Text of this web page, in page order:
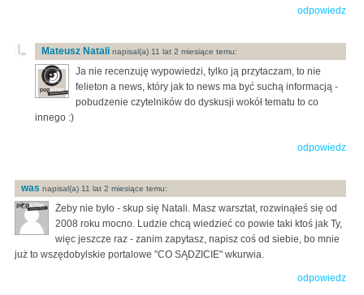
odpowiedz
Mateusz Natali napisal(a) 11 lat 2 miesiące temu:
Ja nie recenzuję wypowiedzi, tylko ją przytaczam, to nie
felieton a news, który jak to news ma być suchą informacją -
pobudzenie czytelników do dyskusji wokół tematu to co
innego :)
odpowiedz
was napisal(a) 11 lat 2 miesiące temu:
Żeby nie było - skup się Natali. Masz warsztat, rozwinąłeś się od
2008 roku mocno. Ludzie chcą wiedzieć co powie taki ktoś jak Ty,
więc jeszcze raz - zanim zapytasz, napisz coś od siebie, bo mnie
już to wszędobylskie portalowe "CO SĄDZICIE" wkurwia.
odpowiedz